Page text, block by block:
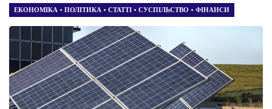
ЕКОНОМІКА • ПОЛІТИКА • СТАТТІ • СУСПІЛЬСТВО • ФІНАНСИ